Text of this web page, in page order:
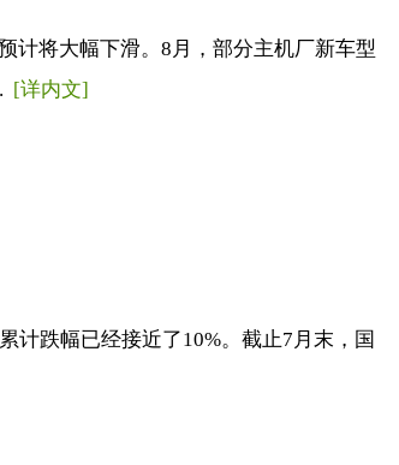
计将大幅下滑。8月，部分主机厂新车型
[详内文]
计跌幅已经接近了10%。截止7月末，国